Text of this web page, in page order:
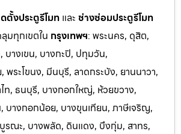
ตั้งประตูรีโมท และ ช่างซ่อมประตูรีโมท
มทุกเขตใน กรุงเทพฯ: พระนคร, ดุสิต,
บางเขน, บางกะปิ, ปทุมวัน,
ระโขนง, มีนบุรี, ลาดกระบัง, ยานนาวา,
, ธนบุรี, บางกอกใหญ่, ห้วยขวาง,
บางกอกน้อย, บางขุนเทียน, ภาษีเจริญ,
รณะ, บางพลัด, ดินแดง, บึงกุ่ม, สาทร,